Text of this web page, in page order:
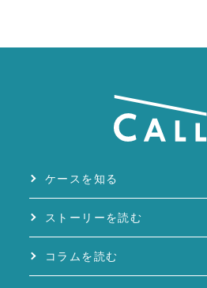
ケースを知る
ストーリーを読む
コラムを読む